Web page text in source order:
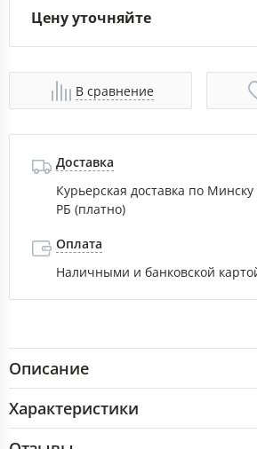
Цену уточняйте
В сравнение
Доставка
Курьерская доставка по
РБ (платно)
Оплата
Наличными и банковской
Описание
Характеристики